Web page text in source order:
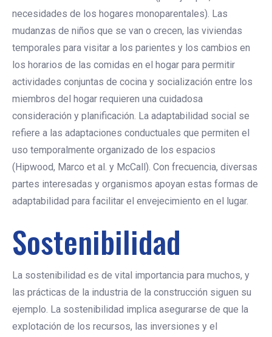
necesidades de los hogares monoparentales). Las
mudanzas de niños que se van o crecen, las viviendas
temporales para visitar a los parientes y los cambios en
los horarios de las comidas en el hogar para permitir
actividades conjuntas de cocina y socialización entre los
miembros del hogar requieren una cuidadosa
consideración y planificación. La adaptabilidad social se
refiere a las adaptaciones conductuales que permiten el
uso temporalmente organizado de los espacios
(Hipwood, Marco et al. y McCall). Con frecuencia, diversas
partes interesadas y organismos apoyan estas formas de
adaptabilidad para facilitar el envejecimiento en el lugar.
Sostenibilidad
La sostenibilidad es de vital importancia para muchos, y
las prácticas de la industria de la construcción siguen su
ejemplo. La sostenibilidad implica asegurarse de que la
explotación de los recursos, las inversiones y el